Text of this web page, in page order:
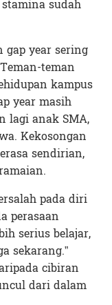
sudah
gap year sering
teman
kampus
year masih
lagi anak SMA,
Kekosongan
sendirian,
pada diri
perasaan
serius belajar,
sekarang.”
cibiran
dari dalam